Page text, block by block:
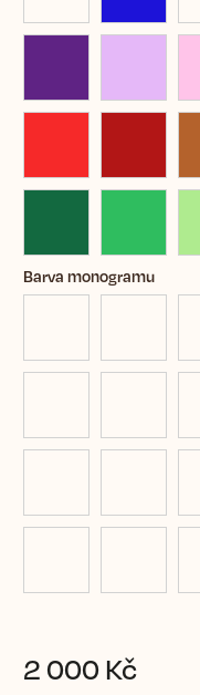
Barva monogramu
2 000 Kč